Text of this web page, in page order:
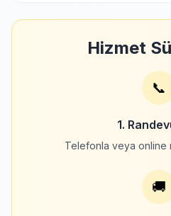
Hizmet
📞
1.
Telefonla veya online
🚚